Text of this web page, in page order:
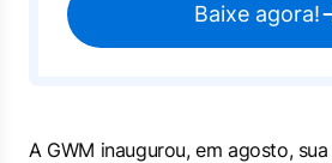
Baixe agora!
A GWM inaugurou, em agosto,